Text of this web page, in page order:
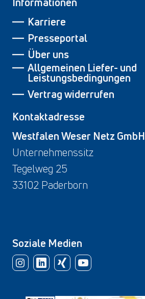
Karriere
Presseportal
Über uns
Allgemeinen Liefer- und
Leistungsbedingungen
Vertrag widerrufen
Kontaktadresse
Westfalen Weser Netz GmbH
Unternehmenssitz
Tegelweg 25
33102 Paderborn
Soziale Medien